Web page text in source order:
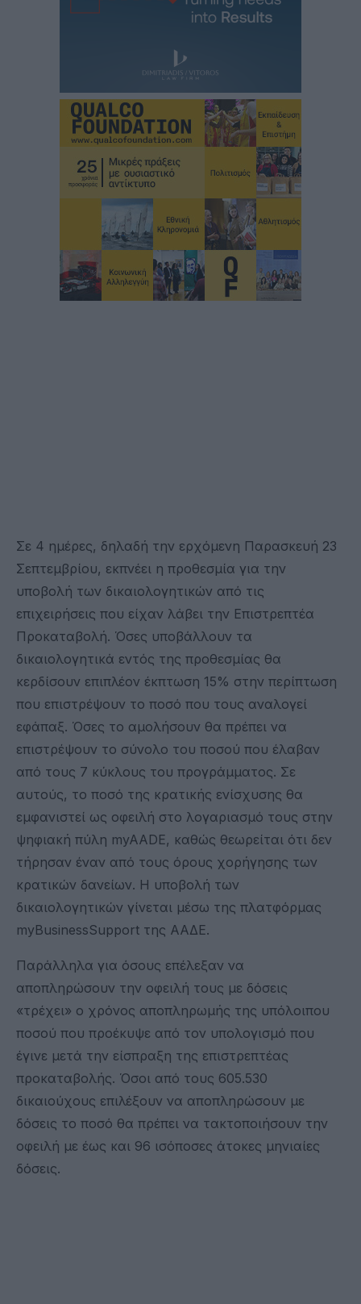
Σε 4 ημέρες, δηλαδή την ερχόμενη Παρασκευή 23
Σεπτεμβρίου, εκπνέει η προθεσμία για την
υποβολή των δικαιολογητικών από τις
επιχειρήσεις που είχαν λάβει την Επιστρεπτέα
Προκαταβολή. Όσες υποβάλλουν τα
δικαιολογητικά εντός της προθεσμίας θα
κερδίσουν επιπλέον έκπτωση 15% στην περίπτωση
που επιστρέψουν το ποσό που τους αναλογεί
εφάπαξ. Όσες το αμολήσουν θα πρέπει να
επιστρέψουν το σύνολο του ποσού που έλαβαν
από τους 7 κύκλους του προγράμματος. Σε
αυτούς, το ποσό της κρατικής ενίσχυσης θα
εμφανιστεί ως οφειλή στο λογαριασμό τους στην
ψηφιακή πύλη myAADE, καθώς θεωρείται ότι δεν
τήρησαν έναν από τους όρους χορήγησης των
κρατικών δανείων. Η υποβολή των
δικαιολογητικών γίνεται μέσω της πλατφόρμας
myΒusinessSupport της ΑΑΔΕ.
Παράλληλα για όσους επέλεξαν να
αποπληρώσουν την οφειλή τους με δόσεις
«τρέχει» ο χρόνος αποπληρωμής της υπόλοιπου
ποσού που προέκυψε από τον υπολογισμό που
έγινε μετά την είσπραξη της επιστρεπτέας
προκαταβολής. Όσοι από τους 605.530
δικαιούχους επιλέξουν να αποπληρώσουν με
δόσεις το ποσό θα πρέπει να τακτοποιήσουν την
οφειλή με έως και 96 ισόποσες άτοκες μηνιαίες
δόσεις.